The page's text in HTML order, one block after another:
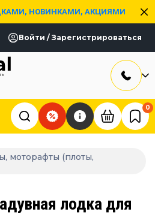
НОВИНКАМИ, АКЦИЯМИ
Войти / Зарегистрироваться
0
моторафты (плоты,
лодка для